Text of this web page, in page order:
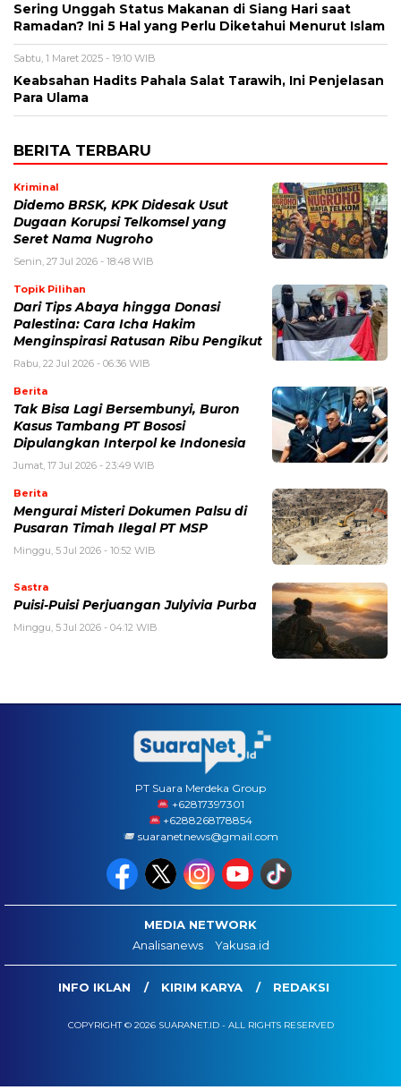
Sering Unggah Status Makanan di Siang Hari saat
Ramadan? Ini 5 Hal yang Perlu Diketahui Menurut Islam
Sabtu, 1 Maret 2025 - 19:10 WIB
Keabsahan Hadits Pahala Salat Tarawih, Ini Penjelasan
Para Ulama
BERITA TERBARU
Kriminal
Didemo BRSK, KPK Didesak Usut
Dugaan Korupsi Telkomsel yang
Seret Nama Nugroho
Senin, 27 Jul 2026 - 18:48 WIB
Topik Pilihan
Dari Tips Abaya hingga Donasi
Palestina: Cara Icha Hakim
Menginspirasi Ratusan Ribu Pengikut
Rabu, 22 Jul 2026 - 06:36 WIB
Berita
Tak Bisa Lagi Bersembunyi, Buron
Kasus Tambang PT Bososi
Dipulangkan Interpol ke Indonesia
Jumat, 17 Jul 2026 - 23:49 WIB
Berita
Mengurai Misteri Dokumen Palsu di
Pusaran Timah Ilegal PT MSP
Minggu, 5 Jul 2026 - 10:52 WIB
Sastra
Puisi-Puisi Perjuangan Julyivia Purba
Minggu, 5 Jul 2026 - 04:12 WIB
PT Suara Merdeka Group
‪+62817397301
+6288268178854
suaranetnews@gmail.com
MEDIA NETWORK
Analisanews
Yakusa.id
INFO IKLAN KIRIM KARYA REDAKSI
COPYRIGHT © 2026 SUARANET.ID - ALL RIGHTS RESERVED